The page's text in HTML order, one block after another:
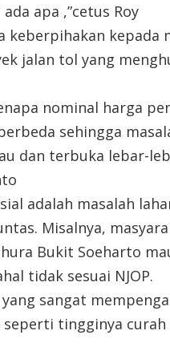
apa ,”cetus Roy
keberpihakan kepada
jalan tol yang
nominal harga
sehingga
dan terbuka lebar-
adalah masalah
Misalnya,
Bukit Soeharto
tidak sesuai NJOP.
sangat
tingginya curah